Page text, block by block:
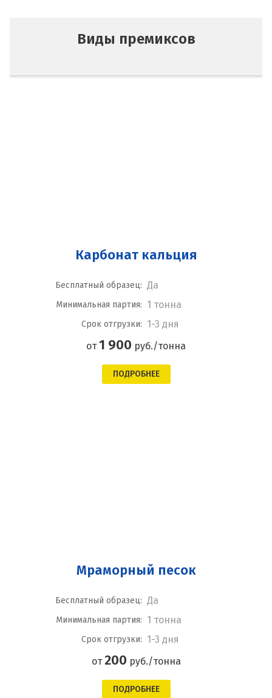
Виды премиксов
Карбонат кальция
Бесплатный образец: Да
Минимальная партия: 1 тонна
Срок отгрузки: 1-3 дня
от1 900 руб./тонна
ПОДРОБНЕЕ
Мраморный песок
Бесплатный образец: Да
Минимальная партия: 1 тонна
Срок отгрузки: 1-3 дня
от200 руб./тонна
ПОДРОБНЕЕ